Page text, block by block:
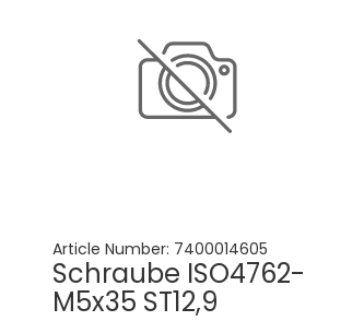
Article Number: 7400014605
Schraube ISO4762-
M5x35 ST12,9